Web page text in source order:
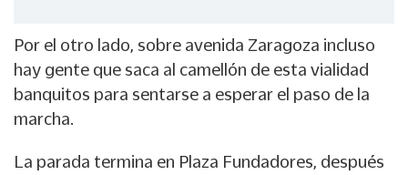
Por el otro lado, sobre avenida Zaragoza incluso
hay gente que saca al camellón de esta vialidad
banquitos para sentarse a esperar el paso de la
marcha.
La parada termina en Plaza Fundadores, después